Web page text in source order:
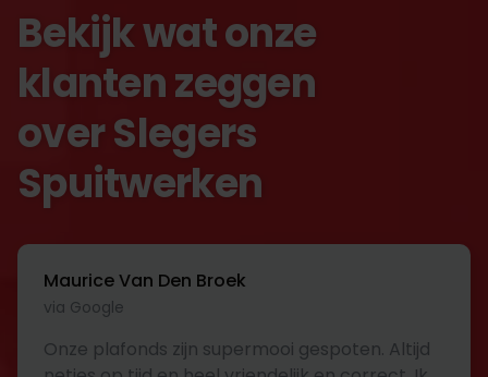
Bekijk wat onze
klanten zeggen
over Slegers
Spuitwerken
Maurice Van Den Broek
via Google
Onze plafonds zijn supermooi gespoten. Altijd